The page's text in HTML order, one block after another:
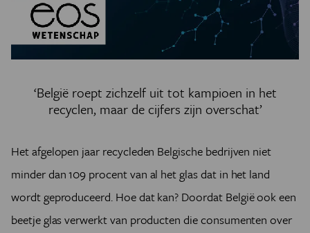
‘België roept zichzelf uit tot kampioen in het
recyclen, maar de cijfers zijn overschat’
Het afgelopen jaar recycleden Bel­gische bedrijven niet
minder dan 109 procent van al het glas dat in het land
wordt geproduceerd. Hoe dat kan? Doordat België ook een
beetje glas verwerkt van producten die consumenten over